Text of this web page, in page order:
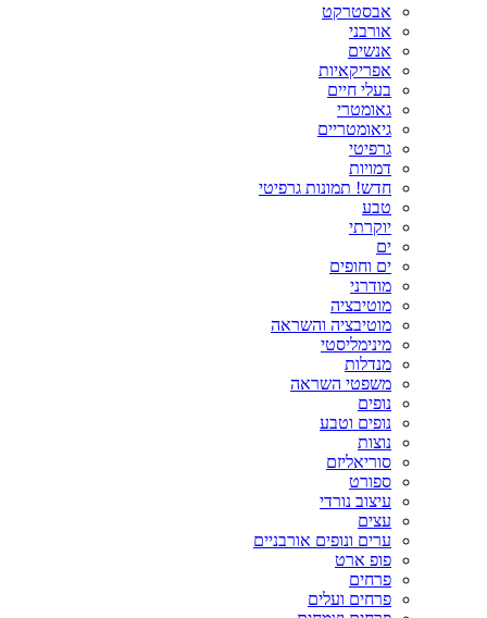
אבסטרקט
אורבני
אנשים
אפריקאיות
בעלי חיים
גאומטרי
גיאומטריים
גרפיטי
דמויות
חדש! תמונות גרפיטי
טבע
יוקרתי
ים
ים וחופים
מודרני
מוטיבציה
מוטיבציה והשראה
מינימליסטי
מנדלות
משפטי השראה
נופים
נופים וטבע
נוצות
סוריאליזם
ספורט
עיצוב נורדי
עצים
ערים ונופים אורבניים
פופ ארט
פרחים
פרחים ועלים